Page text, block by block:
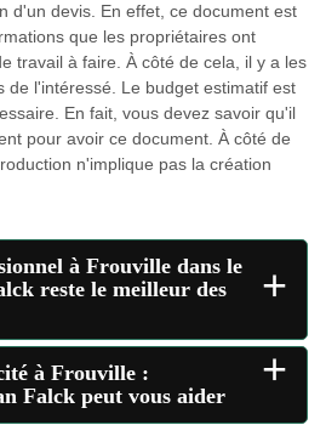
d'un devis. En effet, ce document est
que les propriétaires ont
travail à faire. À côté de cela, il y a les
de l'intéressé. Le budget estimatif est
En fait, vous devez savoir qu'il
pour avoir ce document. À côté de
n'implique pas la création
à Frouville dans le
reste le meilleur des
+
à Frouville :
Falck peut vous aider
+